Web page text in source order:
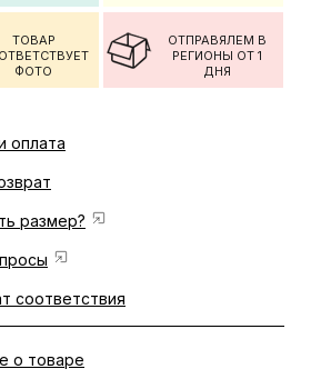
ТОВАР
ФОТО
ОТПРАВЯЛЕМ В
РЕГИОНЫ ОТ 1
ДНЯ
оплата
размер?
соответствия
о товаре